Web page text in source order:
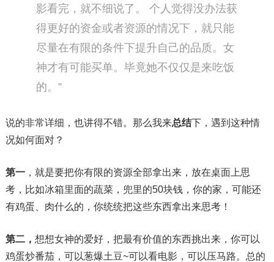
影看完，就不细说了。 个人觉得没办法获
得更好的资金或者资源的情况下，就只能
尽量在有限的条件下提升自己的品质。女
神才有可能买单。毕竟她不仅仅是来吃饭
的。”
说的非常详细，也讲得不错。那么我来总结下，遇到这种情
况如何面对？
第一，就是要把你有限的资源全部拿出来，放在桌面上思
考，比如冰箱里面的蔬菜，兜里的50块钱，你的家，可能还
有鸡蛋、肉什么的，你统统把这些东西拿出来思考！
第二， 想想女神的爱好，把最有价值的东西挑出来，你可以
鸡蛋炒番茄，可以葱爆土豆~可以看电影，可以压马路。总的